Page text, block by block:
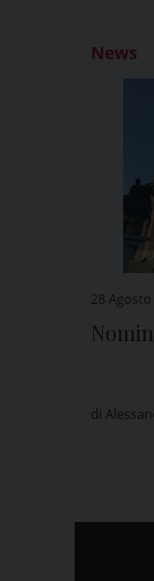
News
28
di